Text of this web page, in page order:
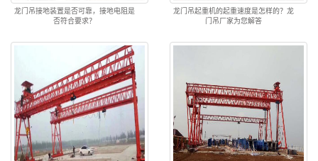
龙门吊接地装置是否可靠，接地电阻是
否符合要求？
龙门吊起重机的起重速度是怎样的？龙
门吊厂家为您解答